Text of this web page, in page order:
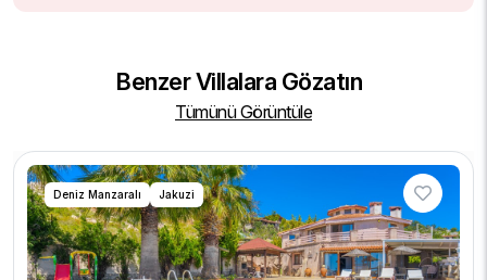
Benzer Villalara Gözatın
Tümünü Görüntüle
Deniz Manzaralı Jakuzi